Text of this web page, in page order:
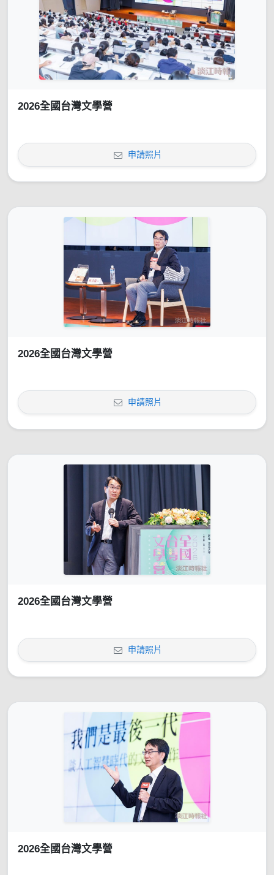
2026全國台灣文學營
申請照片
2026全國台灣文學營
申請照片
2026全國台灣文學營
申請照片
2026全國台灣文學營